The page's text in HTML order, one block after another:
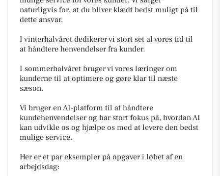
naturligvis for, at du bliver klædt bedst muligt på til
dette ansvar.
I vinterhalvåret dedikerer vi stort set al vores tid til
at håndtere henvendelser fra kunder.
I sommerhalvåret bruger vi vores læringer om
kunderne til at optimere og gøre klar til næste
sæson.
Vi bruger en AI-platform til at håndtere
kundehenvendelser og har stort fokus på, hvordan AI
kan udvikle os og hjælpe os med at levere den bedst
mulige service.
Her er et par eksempler på opgaver i løbet af en
arbejdsdag: